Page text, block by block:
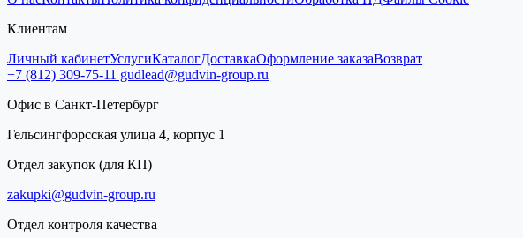
Клиентам
Личный кабинетУслугиКаталогДоставкаОформление заказаВозврат
+7 (812) 309-75-11 gudlead@gudvin-group.ru
Офис в Санкт-Петербург
Гельсингфорсская улица 4, корпус 1
Отдел закупок (для КП)
zakupki@gudvin-group.ru
Отдел контроля качества